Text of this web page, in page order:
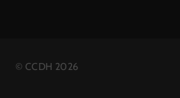
© CCDH 2026